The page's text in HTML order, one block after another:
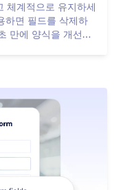
체계적으로 유지하세
하면 필드를 삭제하
만에 양식을 개선할